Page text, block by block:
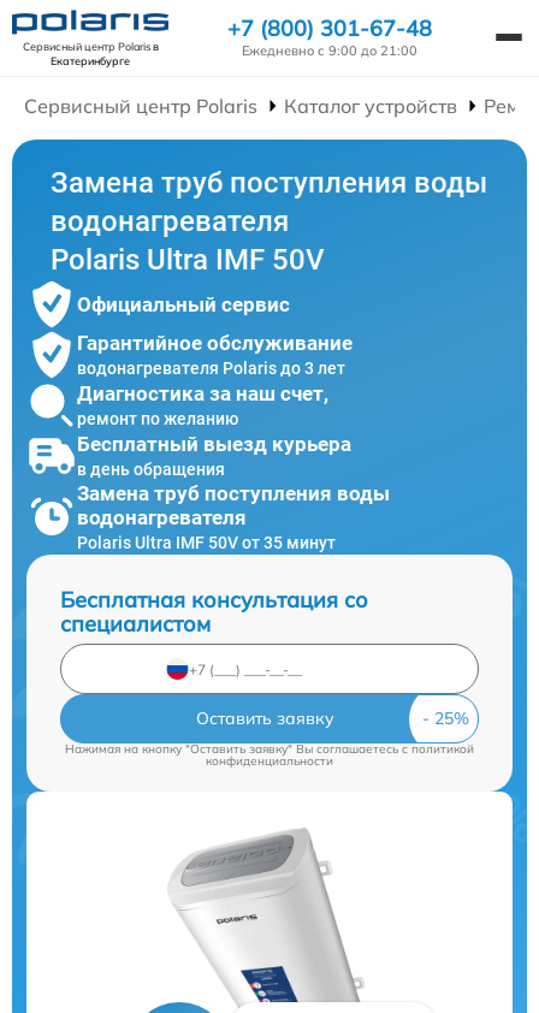
Сервисный центр Polarisв
Екатеринбурге
+7 (800) 301-67-48
Ежедневно с 9:00 до 21:00
Сервисный центр Polaris Каталог устройств
Замена труб поступления воды
водонагревателя
Polaris Ultra IMF 50V
Официальный сервис
Гарантийное обслуживание
водонагревателя Polaris до 3 лет
Диагностика за наш счет,
ремонт по желанию
Бесплатный выезд курьера
в день обращения
Замена труб поступления воды
водонагревателя
Polaris Ultra IMF 50V от 35 минут
Бесплатная консультация со
специалистом
Оставить заявку
Нажимая на кнопку "Оставить заявку" Вы соглашаетесь cполитикой
конфиденциальности